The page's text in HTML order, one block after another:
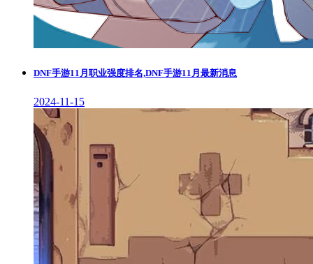
DNF手游11月职业强度排名,DNF手游11月最新消息
2024-11-15